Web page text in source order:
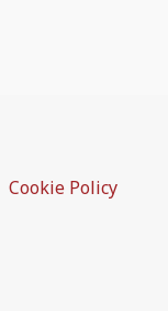
Cookie Policy